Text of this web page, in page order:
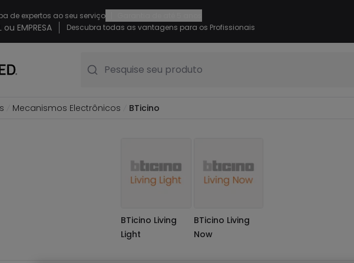
de expertos ao seu serviço
EMPRESA Descubra todas as vantagens para os Profissionais
Pesquise seu produto
Mecanismos Electrônicos BTicino
BTicino Living
Light
BTicino Living
Now